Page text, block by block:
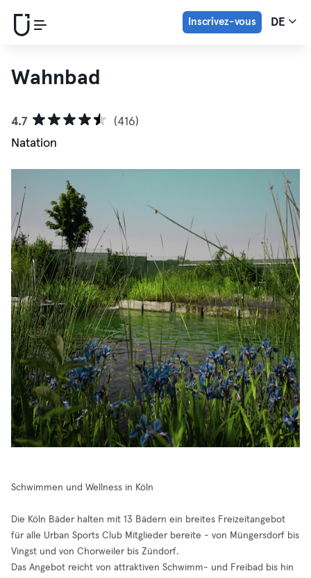
Inscrivez-vous DE
Wahnbad
4.7
(416)
Natation
Schwimmen und Wellness in Köln
Die Köln Bäder halten mit 13 Bädern ein breites Freizeitangebot
für alle Urban Sports Club Mitglieder bereite - von Müngersdorf bis
Vingst und von Chorweiler bis Zündorf.
Das Angebot reicht von attraktiven Schwimm- und Freibad bis hin